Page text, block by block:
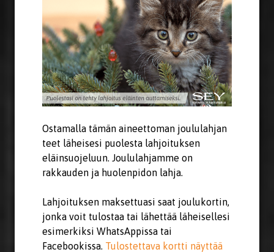
Ostamalla tämän aineettoman joululahjan
teet läheisesi puolesta lahjoituksen
eläinsuojeluun. Joululahjamme on
rakkauden ja huolenpidon lahja.
Lahjoituksen maksettuasi saat joulukortin,
jonka voit tulostaa tai lähettää läheisellesi
esimerkiksi WhatsAppissa tai
Facebookissa. Tulostettava kortti näyttää